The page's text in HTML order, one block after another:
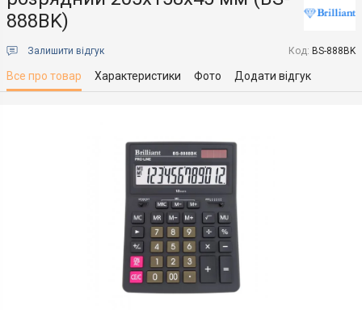
888BK)
Залишити відгук Код: BS-888BK
Все про товар Характеристики Фото Додати відгук